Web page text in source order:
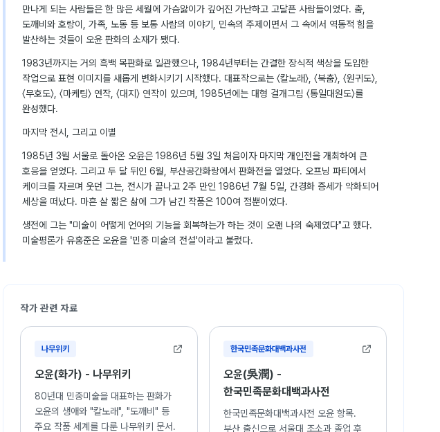
만나게 되는 사람들은 한 많은 세월에 가슴앓이가 깊어진 가난하고 고달픈 사람들이었다. 춤,
도깨비와 호랑이, 가족, 노동 등 보통 사람의 이야기, 민속의 주제이면서 그 속에서 역동적 힘을
발산하는 것들이 오윤 판화의 소재가 됐다.
1983년까지는 거의 흑백 목판화로 일관했으나, 1984년부터는 간결한 장식적 색상을 도입한
작업으로 표현 이미지를 새롭게 변화시키기 시작했다. 대표작으로는 〈칼노래〉, 〈북춤〉, 〈원귀도〉,
〈무호도〉, 〈마케팅〉 연작, 〈대지〉 연작이 있으며, 1985년에는 대형 걸개그림 〈통일대원도〉를
완성했다.
마지막 전시, 그리고 이별
1985년 3월 서울로 돌아온 오윤은 1986년 5월 3일 처음이자 마지막 개인전을 개최하여 큰
호응을 얻었다. 그리고 두 달 뒤인 6월, 부산공간화랑에서 판화전을 열었다. 오프닝 파티에서
케이크를 자르며 웃던 그는, 전시가 끝나고 2주 만인 1986년 7월 5일, 간경화 증세가 악화되어
세상을 떠났다. 마흔 살 짧은 삶에 그가 남긴 작품은 100여 점뿐이었다.
생전에 그는 "미술이 어떻게 언어의 기능을 회복하는가 하는 것이 오랜 나의 숙제였다"고 했다.
미술평론가 유홍준은 오윤을 '민중 미술의 전설'이라고 불렀다.
작가 관련 자료
나무위키
오윤(화가) - 나무위키
80년대 민중미술을 대표하는 판화가
오윤의 생애와 "칼노래", "도깨비" 등
주요 작품 세계를 다룬 나무위키 문서.
한국민족문화대백과사전
오윤(吳潤) -
한국민족문화대백과사전
한국민족문화대백과사전 오윤 항목.
부산 출신으로 서울대 조소과 졸업 후